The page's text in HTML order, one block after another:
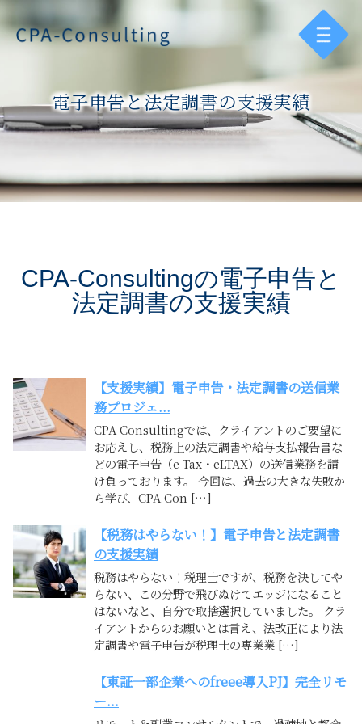
電子申告と法定調書の支援実績
CPA-Consultingの電子申告と
法定調書の支援実績
【支援実績】電子申告・法定調書の送信業
務プロジェ...
CPA-Consultingでは、クライアントのご要望に
お応えし、税務上の法定調書や給与支払報告書な
どの電子申告（e-Tax・eLTAX）の送信業務を請
け負っております。 今回は、過去の大きな失敗か
ら学び、CPA-Con […]
【税務はやらない！】電子申告と法定調書
の支援実績
税務はやらない！税理士ですが、税務を決してや
らない、この分野で飛びぬけてエッジになること
はないなと、自分で取捨選択していました。 クラ
イアントからのお願いとは言え、法改正により法
定調書や電子申告が税理士の専業業 […]
【東証一部企業へのfreee導入PJ】完全リモ
ー...